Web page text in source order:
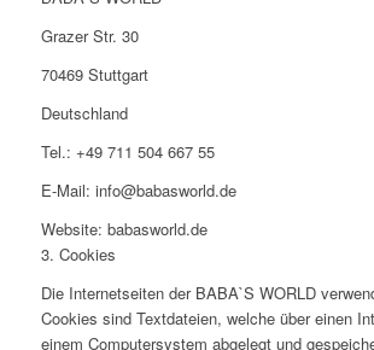
Grazer Str. 30
70469 Stuttgart
Deutschland
Tel.: +49 711 504 667 55
E-Mail: info@babasworld.de
Website: babasworld.de
3. Cookies
Die Internetseiten der BABA`S WORLD
Cookies sind Textdateien, welche über einen
einem Computersystem abgelegt und